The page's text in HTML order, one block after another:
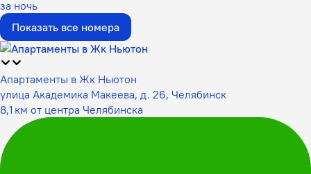
за ночь
Показать все номера
Апартаменты в Жк Ньютон
улица Академика Макеева, д. 26, Челябинск
8,1 км от центра Челябинска